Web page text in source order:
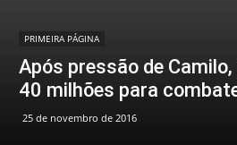
PRIMEIRA PÁGINA
Após pressão de
40 milhões para
25 de novembro de 2016